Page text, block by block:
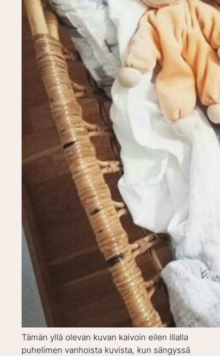
Tämän yllä olevan kuvan kaivoin eilen illalla
puhelimen vanhoista kuvista, kun sängyssä